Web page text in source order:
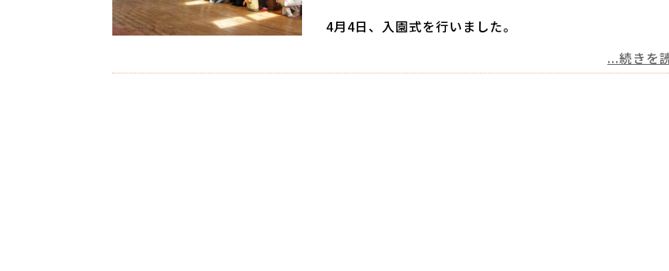
4月4日、入園式を行いました。
...続きを